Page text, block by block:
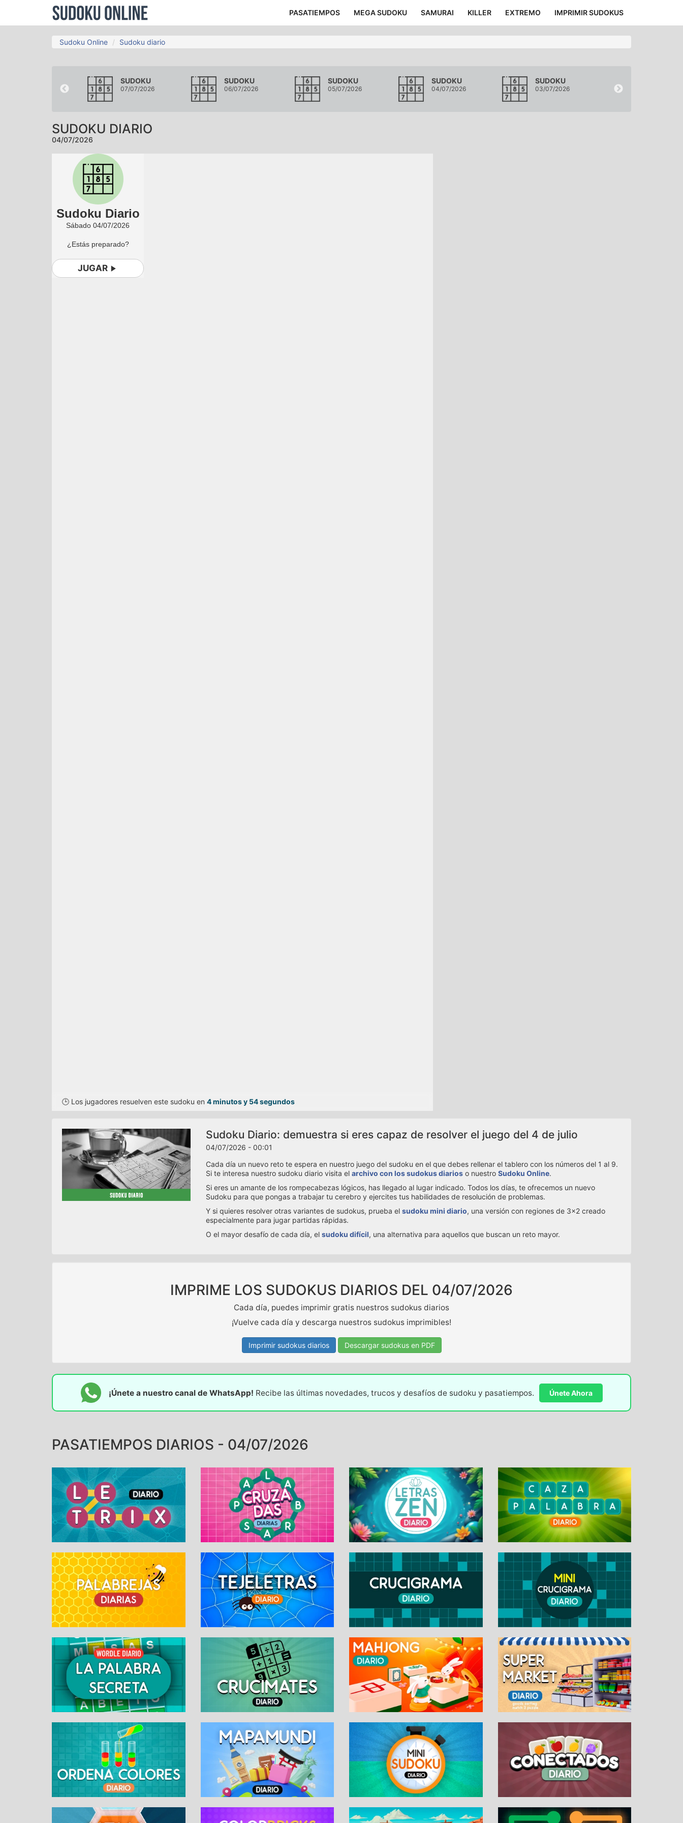
PASATIEMPOS MEGA SUDOKU SAMURAI KILLER EXTREMO IMPRIMIR SUDOKUS
Sudoku Online Sudoku diario
SUDOKU
07/07/2026
SUDOKU
06/07/2026
SUDOKU
05/07/2026
SUDOKU
04/07/2026
SUDOKU
03/07/2026
SUDOKU DIARIO
04/07/2026
Sudoku Diario
Sábado 04/07/2026
¿Estás preparado?
JUGAR
🕒 Los jugadores resuelven este sudoku en 4 minutos y 54 segundos
Sudoku Diario: demuestra si eres capaz de resolver el juego del 4 de julio
04/07/2026 - 00:01
Cada día un nuevo reto te espera en nuestro juego del sudoku en el que debes rellenar el tablero con los números del 1 al 9.
Si te interesa nuestro sudoku diario visita el archivo con los sudokus diarioso nuestro Sudoku Online.
Si eres un amante de los rompecabezas lógicos, has llegado al lugar indicado. Todos los días, te ofrecemos un nuevo
Sudoku para que pongas a trabajar tu cerebro y ejercites tus habilidades de resolución de problemas.
Y si quieres resolver otras variantes de sudokus, prueba el sudoku mini diario, una versión con regiones de 3x2 creado
especialmente para jugar partidas rápidas.
O el mayor desafío de cada día, el sudoku difícil, una alternativa para aquellos que buscan un reto mayor.
IMPRIME LOS SUDOKUS DIARIOS DEL 04/07/2026
Cada día, puedes imprimir gratis nuestros sudokus diarios
¡Vuelve cada día y descarga nuestros sudokus imprimibles!
Imprimir sudokus diarios Descargar sudokus en PDF
¡Únete a nuestro canal de WhatsApp! Recibe las últimas novedades, trucos y desafíos de sudoku y pasatiempos. Únete Ahora
PASATIEMPOS DIARIOS - 04/07/2026